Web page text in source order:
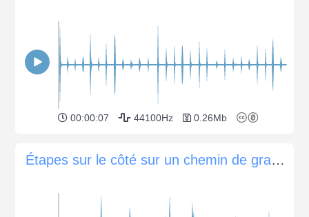
00:00:07 44100Hz 0.26Mb
Étapes sur le côté sur un chemin de gravier